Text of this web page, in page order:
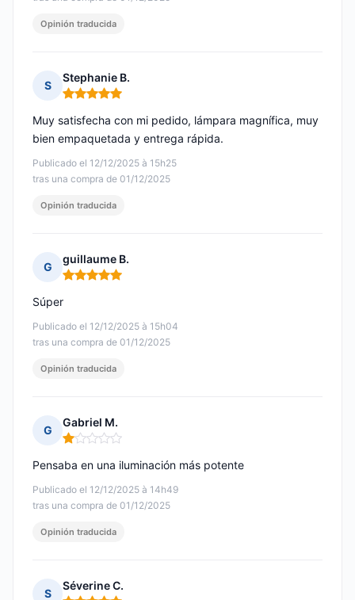
Opinión traducida
S
Stephanie B.
Nota: 5 de 5
Publicado el 12/12/2025 à 15h25
tras una compra de 01/12/2025
Muy satisfecha con mi pedido, lámpara magnífica, muy
bien empaquetada y entrega rápida.
Opinión traducida
G
guillaume B.
Nota: 5 de 5
Publicado el 12/12/2025 à 15h04
tras una compra de 01/12/2025
Súper
Opinión traducida
G
Gabriel M.
Nota: 1 de 5
Publicado el 12/12/2025 à 14h49
tras una compra de 01/12/2025
Pensaba en una iluminación más potente
Opinión traducida
S
Séverine C.